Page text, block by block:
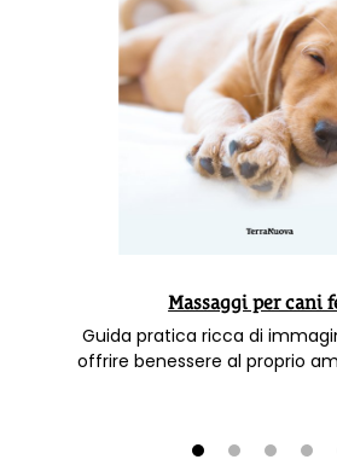
Massaggi per cani
Guida pratica ricca di
offrire benessere al